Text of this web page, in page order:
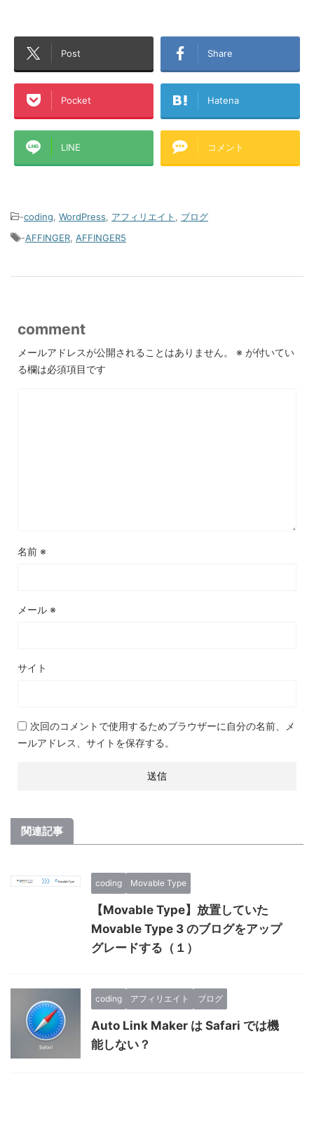
Post Share
Pocket Hatena
LINE コメント
-coding WordPress アフィリエイト
ブログ
-AFFINGER AFFINGER5
comment
メールアドレスが公開されることはありません。 ※ が付いてい
る欄は必須項目です
名前 ※
メール ※
サイト
次回のコメントで使用するためブラウザーに自分の名前、メ
ールアドレス、サイトを保存する。
関連記事
coding Movable Type
【Movable Type】放置していた
Movable Type 3 のブログをアップ
グレードする（１）
coding アフィリエイト ブログ
Auto Link Maker は Safari では機
能しない？